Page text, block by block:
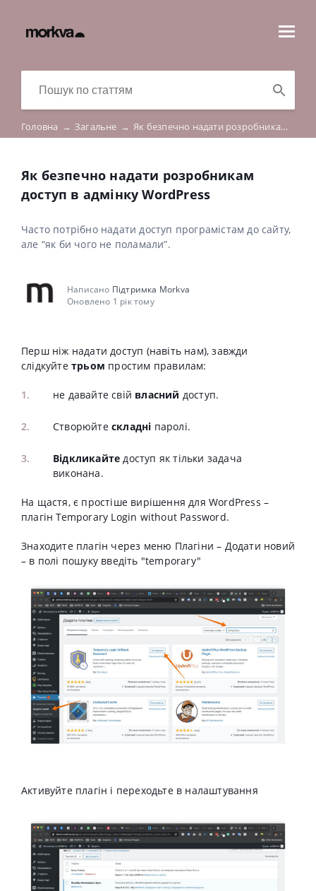
Головна → Загальне → Як безпечно надати розробникам доступ в адмінку WordPress
Як безпечно надати розробникам
доступ в адмінку WordPress
Часто потрібно надати доступ програмістам до сайту,
але “як би чого не поламали”.
Написано Підтримка Morkva
Оновлено 1 рік тому
Перш ніж надати доступ (навіть нам), завжди
слідкуйте трьом простим правилам:
не давайте свій власний доступ.
Створюйте складні паролі.
Відкликайте доступ як тільки задача
виконана.
На щастя, є простіше вирішення для WordPress –
плагін Temporary Login without Password.
Знаходите плагін через меню Плагіни – Додати новий
– в полі пошуку введіть "temporary"
Активуйте плагін і переходьте в налаштування